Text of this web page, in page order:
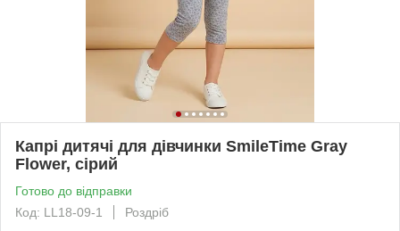
Капрі дитячі для дівчинки SmileTime Gray
Flower, сірий
Готово до відправки
Код: LL18-09-1
Роздріб